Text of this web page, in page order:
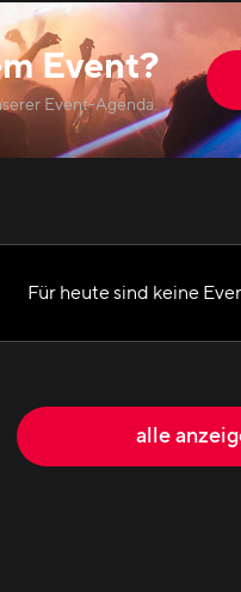
Event?
Event-Agenda.
Für heute sind keine
alle